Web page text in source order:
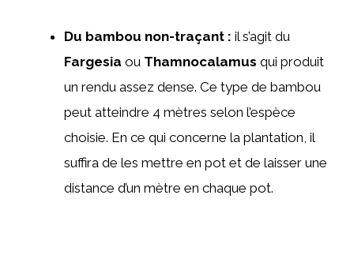
Du bambou non-traçant : il s’agit du
Fargesia ou Thamnocalamus qui produit
un rendu assez dense. Ce type de bambou
peut atteindre 4 mètres selon l’espèce
choisie. En ce qui concerne la plantation, il
suffira de les mettre en pot et de laisser une
distance d’un mètre en chaque pot.